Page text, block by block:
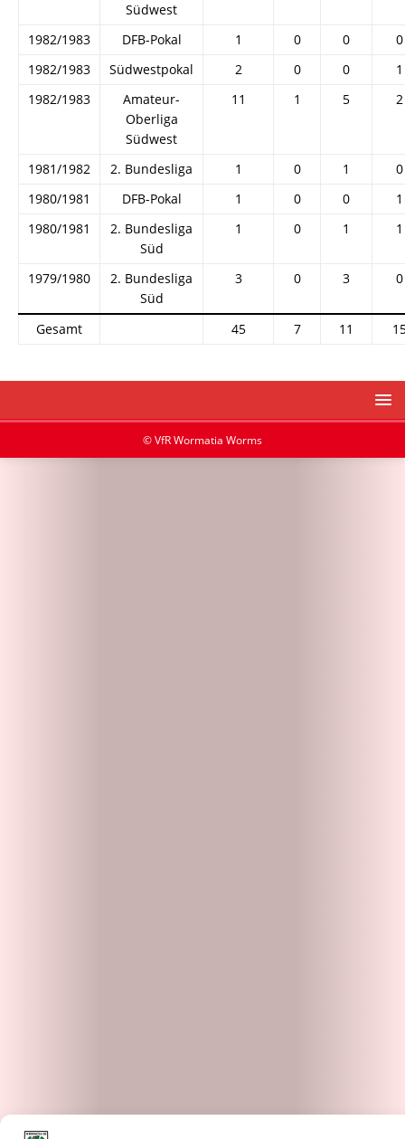
Südwest
1982/1983 DFB-Pokal 1 0 0
0
1982/1983
Südwestpokal 2 0 0
1
1982/1983
Amateur-
Oberliga
Südwest
11 1 5 2
1981/1982 2. Bundesliga 1 0 1
0
1980/1981
DFB-Pokal 1 0 0
1
1980/1981
2. Bundesliga
Süd
1 0 1 1
1979/1980
2. Bundesliga
Süd
3 0 3 0
Gesamt 45 7 11
© VfR Wormatia Worms